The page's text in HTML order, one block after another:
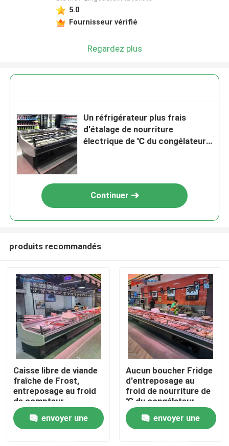
Maison
Produits
5.0
Fournisseur vérifié
Regardez plus
Un réfrigérateur plus frais
d'étalage de nourriture
électrique de ℃ du congélateur
Continuer
produits recommandés
Caisse libre de viande
fraîche de Frost,
entreposage au froid
de compteur
d'affichage de la
viande 190Lenvoyer une
Aucun boucher Fridge
d'entreposage au
froid de nourriture de
℃ du congélateur
d'affichage de viande
de porte 0 - 5
envoyer une